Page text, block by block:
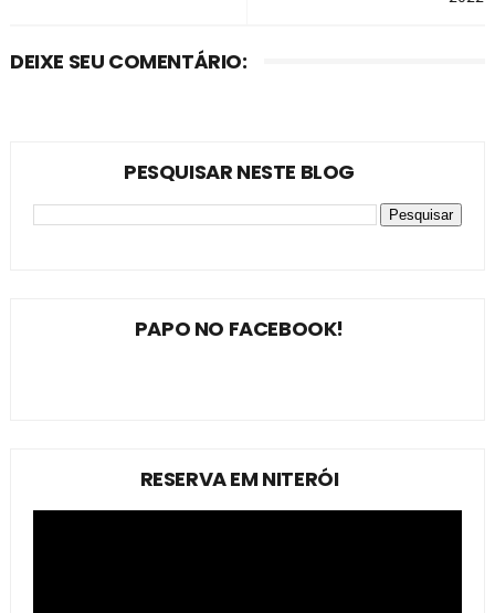
DEIXE SEU COMENTÁRIO:
PESQUISAR NESTE BLOG
PAPO NO FACEBOOK!
RESERVA EM NITERÓI